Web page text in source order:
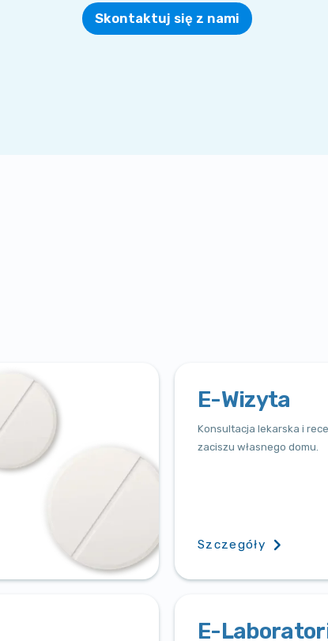
Skontaktuj się z nami
E-Wizyta
Konsultacja lekarska i
zaciszu własnego domu.
Szczegóły
E-